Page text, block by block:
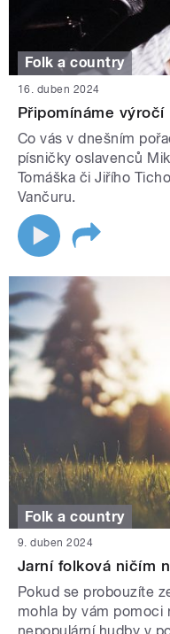
Folk a country
16. duben 2024
Připomínáme
Co vás v dnešním
písničky oslavenců
Tomáška či Jiřího
Vančuru.
Folk a country
9. duben 2024
Jarní folková ničím
Pokud se probouzíte
mohla by vám pomoci